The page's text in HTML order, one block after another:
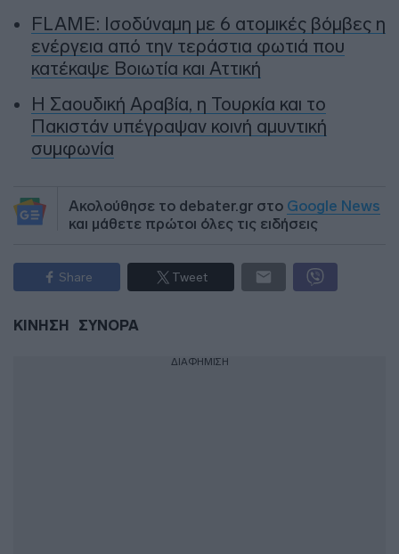
FLAME: Ισοδύναμη με 6 ατομικές βόμβες η
ενέργεια από την τεράστια φωτιά που
κατέκαψε Βοιωτία και Αττική
Η Σαουδική Αραβία, η Τουρκία και το
Πακιστάν υπέγραψαν κοινή αμυντική
συμφωνία
Ακολούθησε το debater.gr στο Google News
και μάθετε πρώτοι όλες τις ειδήσεις
Share Tweet
ΚΙΝΗΣΗ ΣΥΝΟΡΑ
ΔΙΑΦΗΜΙΣΗ